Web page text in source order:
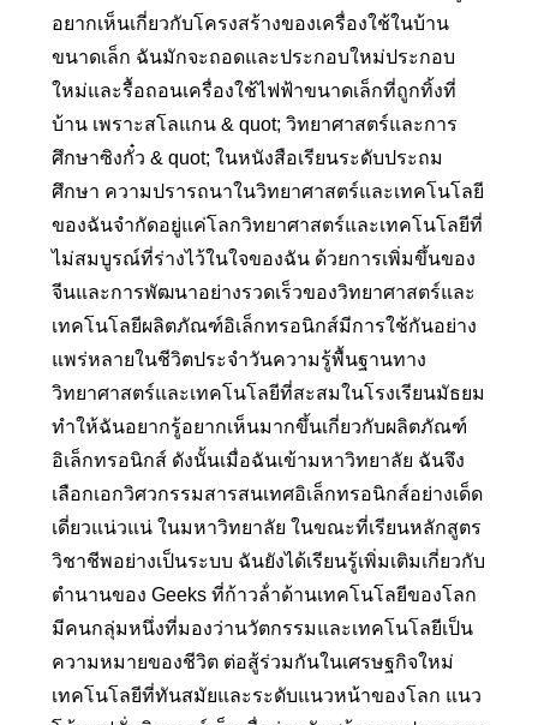
อยากเห็นเกี่ยวกับโครงสร้างของเครื่องใช้ในบ้าน
ขนาดเล็ก ฉันมักจะถอดและประกอบใหม่ประกอบ
ใหม่และรื้อถอนเครื่องใช้ไฟฟ้าขนาดเล็กที่ถูกทิ้งที่
บ้าน เพราะสโลแกน & quot; วิทยาศาสตร์และการ
ศึกษาซิงกั๋ว & quot; ในหนังสือเรียนระดับประถม
ศึกษา ความปรารถนาในวิทยาศาสตร์และเทคโนโลยี
ของฉันจํากัดอยู่แค่โลกวิทยาศาสตร์และเทคโนโลยีที่
ไม่สมบูรณ์ที่ร่างไว้ในใจของฉัน ด้วยการเพิ่มขึ้นของ
จีนและการพัฒนาอย่างรวดเร็วของวิทยาศาสตร์และ
เทคโนโลยีผลิตภัณฑ์อิเล็กทรอนิกส์มีการใช้กันอย่าง
แพร่หลายในชีวิตประจําวันความรู้พื้นฐานทาง
วิทยาศาสตร์และเทคโนโลยีที่สะสมในโรงเรียนมัธยม
ทําให้ฉันอยากรู้อยากเห็นมากขึ้นเกี่ยวกับผลิตภัณฑ์
อิเล็กทรอนิกส์ ดังนั้นเมื่อฉันเข้ามหาวิทยาลัย ฉันจึง
เลือกเอกวิศวกรรมสารสนเทศอิเล็กทรอนิกส์อย่างเด็ด
เดี่ยวแน่วแน่ ในมหาวิทยาลัย ในขณะที่เรียนหลักสูตร
วิชาชีพอย่างเป็นระบบ ฉันยังได้เรียนรู้เพิ่มเติมเกี่ยวกับ
ตํานานของ Geeks ที่ก้าวล้ําด้านเทคโนโลยีของโลก
มีคนกลุ่มหนึ่งที่มองว่านวัตกรรมและเทคโนโลยีเป็น
ความหมายของชีวิต ต่อสู้ร่วมกันในเศรษฐกิจใหม่
เทคโนโลยีที่ทันสมัยและระดับแนวหน้าของโลก แนว